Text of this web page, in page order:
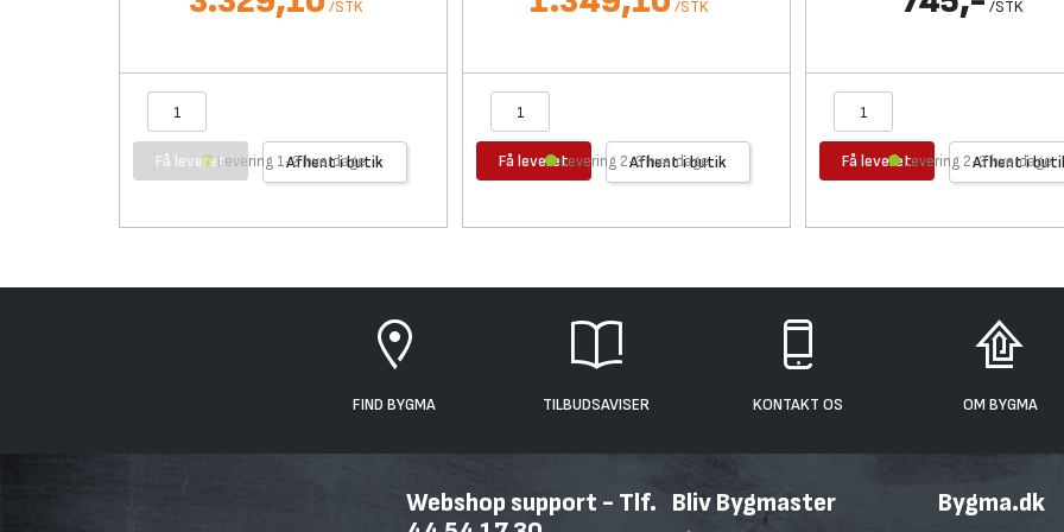
/STK
Få leveret Afhent i butik
Levering 1-2 hverdage
/STK
Få leveret Afhent i butik
Levering 2-3 hverdage
/STK
Få leveret Afhent i
Levering 2-3 hverdage
FIND BYGMA TILBUDSAVISER KONTAKT OS OM BYGMA
Webshop support - Tlf. Bliv Bygmaster Bygma.dk